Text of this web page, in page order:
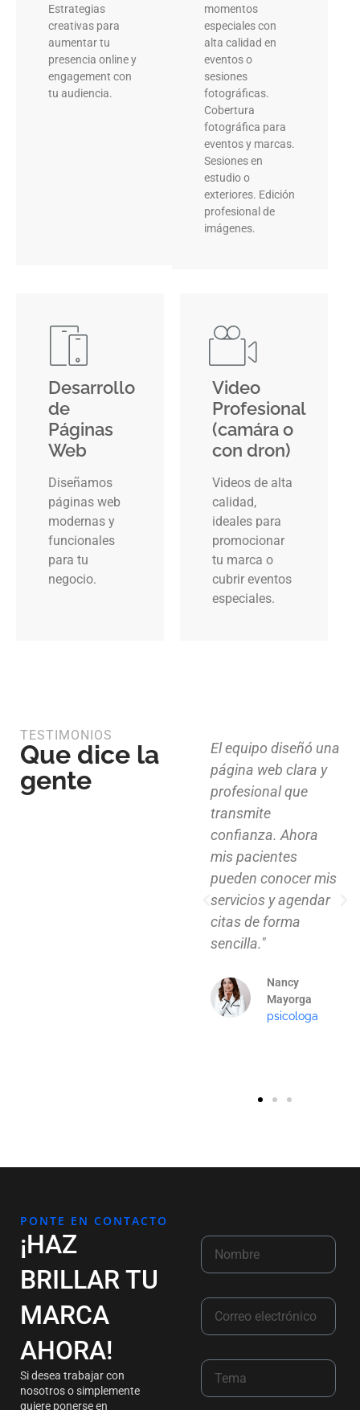
Estrategias
creativas para
aumentar tu
presencia online y
engagement con
tu audiencia.
momentos
especiales con
alta calidad en
eventos o
sesiones
fotográficas.
Cobertura
fotográfica para
eventos y marcas.
Sesiones en
estudio o
exteriores. Edición
profesional de
imágenes.
Desarrollo
de
Páginas
Web
Diseñamos
páginas web
modernas y
funcionales
para tu
negocio.
Video
Profesional
(camára o
con dron)
Videos de alta
calidad,
ideales para
promocionar
tu marca o
cubrir eventos
especiales.
TESTIMONIOS
Que dice la
gente
Diseño limpio,
estructura funcional
y atención al detalle.
El equipo diseñó una
página web clara y
profesional que
transmite
confianza. Ahora
mis pacientes
pueden conocer mis
servicios y agendar
citas de forma
sencilla."
Nancy
Mayorga
psicologa
PONTE EN CONTACTO
¡HAZ
BRILLAR TU
MARCA
AHORA!
Si desea trabajar con
nosotros o simplemente
quiere ponerse en